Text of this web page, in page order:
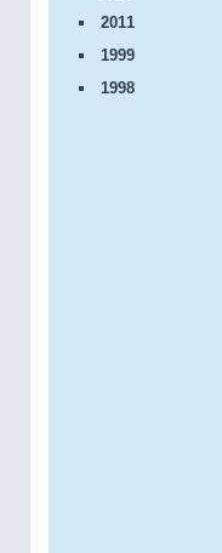
2011
1999
1998